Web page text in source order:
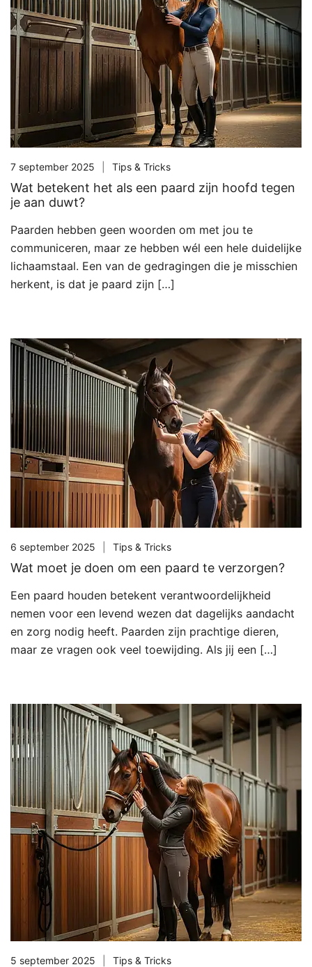
7 september 2025 Tips & Tricks
Wat betekent het als een paard zijn hoofd tegen
je aan duwt?
Paarden hebben geen woorden om met jou te
communiceren, maar ze hebben wél een hele duidelijke
lichaamstaal. Een van de gedragingen die je misschien
herkent, is dat je paard zijn […]
6 september 2025 Tips & Tricks
Wat moet je doen om een paard te verzorgen?
Een paard houden betekent verantwoordelijkheid
nemen voor een levend wezen dat dagelijks aandacht
en zorg nodig heeft. Paarden zijn prachtige dieren,
maar ze vragen ook veel toewijding. Als jij een […]
5 september 2025 Tips & Tricks